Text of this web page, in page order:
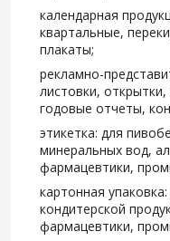
календарная
квартальные,
плакаты;
рекламно-
листовки,
годовые отчеты,
этикетка: для
минеральных вод,
фармацевтики,
картонная
кондитерской
фармацевтики,